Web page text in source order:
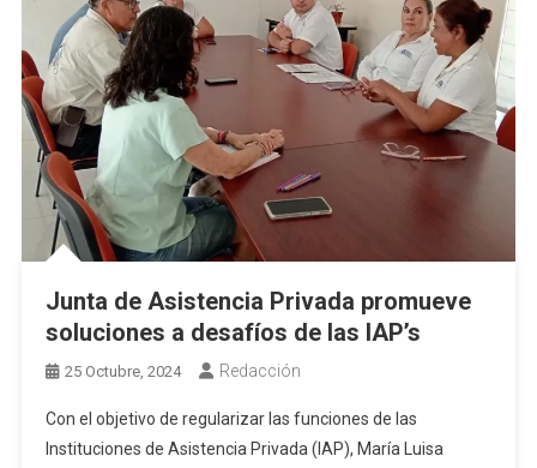
Junta de Asistencia Privada promueve
soluciones a desafíos de las IAP’s
25 Octubre, 2024 Redacción
Con el objetivo de regularizar las funciones de las
Instituciones de Asistencia Privada (IAP), María Luisa